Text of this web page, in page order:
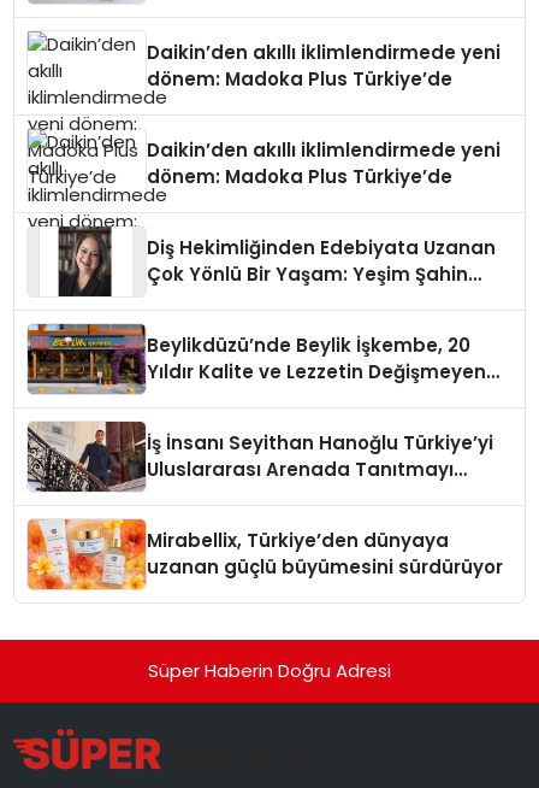
Daikin’den akıllı iklimlendirmede yeni
dönem: Madoka Plus Türkiye’de
Daikin’den akıllı iklimlendirmede yeni
dönem: Madoka Plus Türkiye’de
Diş Hekimliğinden Edebiyata Uzanan
Çok Yönlü Bir Yaşam: Yeşim Şahin
Beylikdüzü’nde Beylik İşkembe, 20
Yıldır Kalite ve Lezzetin Değişmeyen
İş İnsanı Seyithan Hanoğlu Türkiye’yi
Uluslararası Arenada Tanıtmayı
Mirabellix, Türkiye’den dünyaya
uzanan güçlü büyümesini sürdürüyor
Süper Haberin Doğru Adresi